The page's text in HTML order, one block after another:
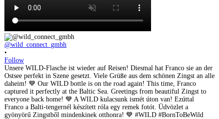
@wild_connect_gmbh
•
Follow
Unsere WILD-Flasche ist wieder auf Reisen! Diesmal hat Franco sie an der
Ostsee perfekt in Szene gesetzt. Viele Grüße aus dem schönen Zingst an alle
daheim! 💙 Our WILD bottle is on the road again! This time, Franco
captured it perfectly at the Baltic Sea. Greetings from beautiful Zingst to
everyone back home! 💙 A WILD kulacsunk ismét úton van! Ezúttal
Franco a Balti-tengernél készített róla egy remek fotót. Üdvözlet a
gyönyörű Zingstből mindenkinek otthonra! 💙 #WILD #BornToBeWild